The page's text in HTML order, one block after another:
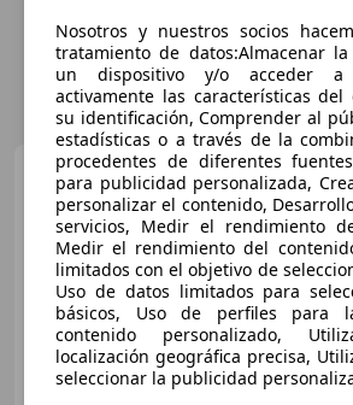
Skoda
Selection
€
Súper
04/2024 56.937 km Gasolina
Nosotros y nuestros socios
tratamiento de datos:Almacenar
un dispositivo y/o acceder a
activamente las características del
su identificación, Comprender al
estadísticas o a través de la
procedentes de diferentes
para publicidad personalizada,
personalizar el contenido,
servicios, Medir el rendimiento
Medir el rendimiento del
limitados con el objetivo de
Uso de datos limitados para
básicos, Uso de perfiles para
contenido personalizado,
localización geográfica precisa,
seleccionar la publicidad